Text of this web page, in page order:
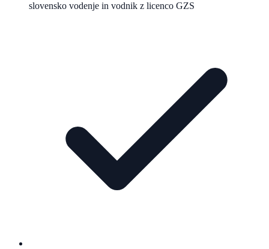
slovensko vodenje in vodnik z licenco GZS